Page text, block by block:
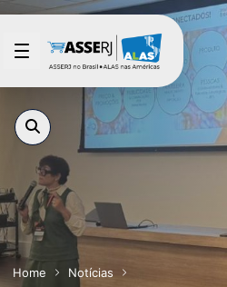
Pular para o Conteúdo principal
Home
Notícias